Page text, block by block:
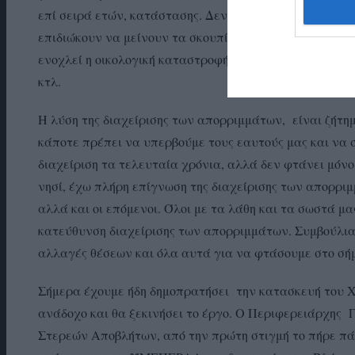
επί σειρά ετών, κατάστασης. Δεν με ενοχλεί το αν
επιδιώκουν να μείνουν τα σκουπίδια στους δρόμους,
ενοχλεί η οικολογική καταστροφή και θυμώνω που οι
κτλ.
Η λύση της διαχείρισης των απορριμμάτων, είναι
κάποτε πρέπει να υπερβούμε τους εαυτούς μας και
διαχείριση τα τελευταία χρόνια, αλλά δεν φτάνει
νησί, έχω πλήρη επίγνωση της διαχείρισης των
αλλά και οι επόμενοι. Όλοι με τα λάθη και τα σωστά
κατεύθυνση διαχείρισης των απορριμμάτων.
αλλαγές θέσεων και όλα αυτά για να φτάσουμε στο
Σήμερα έχουμε ήδη δημοπρατήσει την κατασκευή του
ανάδοχο και θα ξεκινήσει το έργο. Ο
Στερεών Αποβλήτων, από την πρώτη στιγμή το πήρε